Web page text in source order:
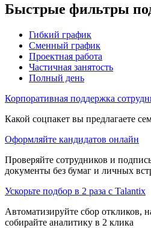
Быстрые фильтры
Гибкий график
Сменный график
Проектная работа
Частичная занятость
Полный день
Корпоративная поддержка
Какой соцпакет вы предлагаете
Оформляйте кандидатов онлайн
Проверяйте сотрудников и
документы без бумаг и личных
Ускорьте подбор в 2 раза с Talantix
Автоматизируйте сбор откликов,
собирайте аналитику в 2 клика